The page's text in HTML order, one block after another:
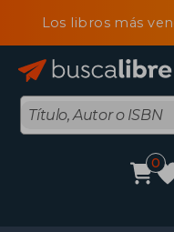
Los libros más
0